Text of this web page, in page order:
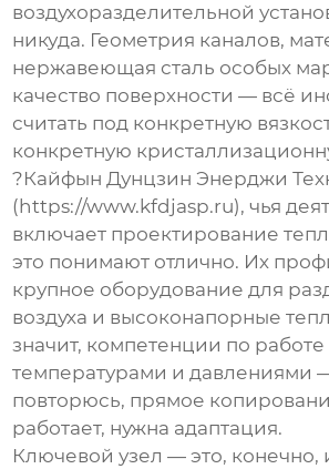
воздухоразделительной
никуда. Геометрия каналов,
нержавеющая сталь особых
качество поверхности — всё
считать под конкретную
конкретную
?Кайфын Дунцзин Энерджи
( https://www.kfdjasp.ru), чья
включает проектирование
это понимают отлично. Их
крупное оборудование для
воздуха и высоконапорные
значит, компетенции по
температурами и давлениями
повторюсь, прямое
работает, нужна адаптация.
Ключевой узел — это, конечно,